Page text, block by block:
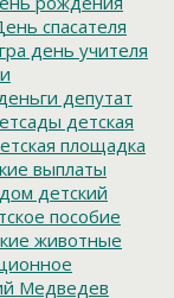
спасателя
день учителя
депутат
детская
площадка
выплаты
детский
пособие
животные
Медведев